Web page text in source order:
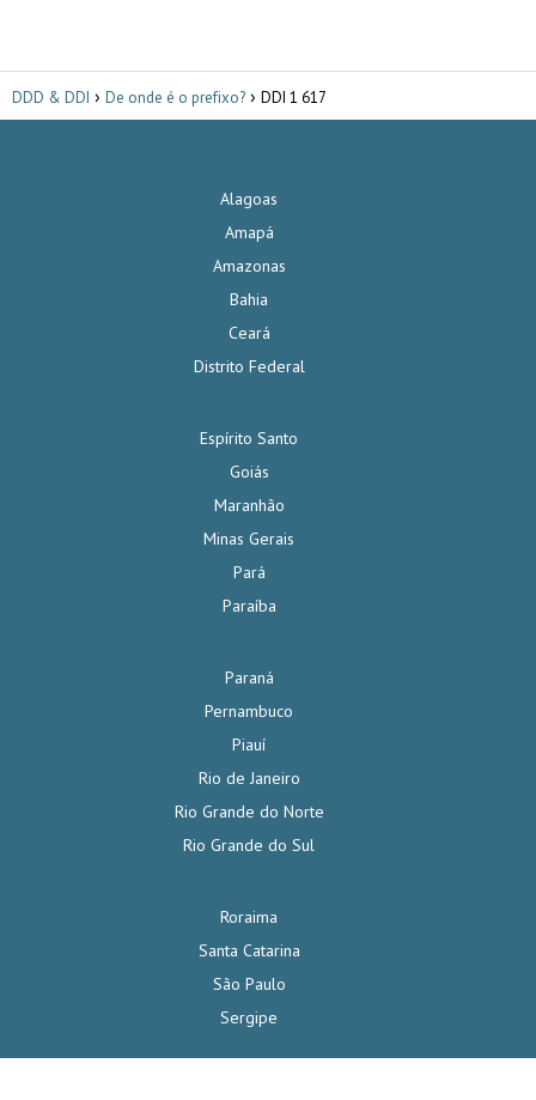
DDD & DDI De onde é o prefixo? DDI 1 617
Alagoas
Amapá
Amazonas
Bahia
Ceará
Distrito Federal
Espírito Santo
Goiás
Maranhão
Minas Gerais
Pará
Paraíba
Paraná
Pernambuco
Piauí
Rio de Janeiro
Rio Grande do Norte
Rio Grande do Sul
Roraima
Santa Catarina
São Paulo
Sergipe